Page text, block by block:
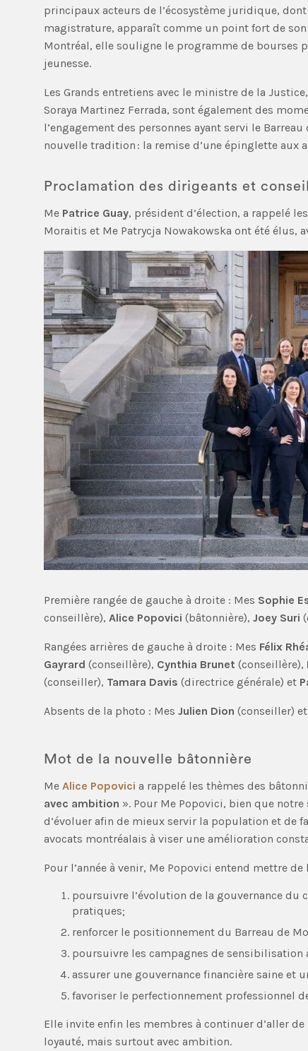
principaux acteurs de l’écosystème juridique,
magistrature, apparaît comme un point fort de
Montréal, elle souligne le programme de bourses
jeunesse.
Les Grands entretiens avec le ministre de la
Soraya Martinez Ferrada, sont également des
l’engagement des personnes ayant servi le
nouvelle tradition : la remise d’une épinglette aux
Proclamation des dirigeants et
Me Patrice Guay, président d’élection, a rappelé
Moraitis et Me Patrycja Nowakowska ont été élus,
Première rangée de gauche à droite : Mes Sophie
conseillère), Alice Popovici (bâtonnière), Joey Suri
Rangées arrières de gauche à droite : Mes Félix
Gayrard (conseillère), Cynthia Brunet (conseillère),
(conseiller), Tamara Davis (directrice générale) et
Absents de la photo : Mes Julien Dion (conseiller) et
Mot de la nouvelle bâtonnière
Me Alice Popovici a rappelé les thèmes des
avec ambition ». Pour Me Popovici, bien que
d’évoluer afin de mieux servir la population et de
avocats montréalais à viser une amélioration
Pour l’année à venir, Me Popovici entend mettre
poursuivre l’évolution de la gouvernance du
pratiques;
renforcer le positionnement du Barreau de
poursuivre les campagnes de
assurer une gouvernance financière saine et
favoriser le perfectionnement professionnel
Elle invite enfin les membres à continuer d’aller
loyauté, mais surtout avec ambition.